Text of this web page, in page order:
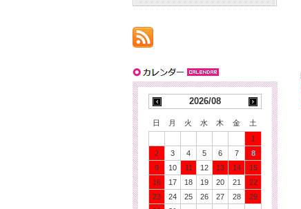
2026/08
日 月 火 水 木 金
土
1
2
3 4 5 6 7
8
9
10 11 12 13 14
15
16
17 18 19 20 21
22
23
24 25 26 27 28
29